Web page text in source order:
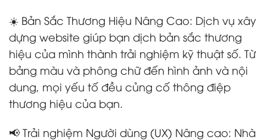
☀️ Bản Sắc Thương Hiệu Nâng Cao: Dịch vụ xây
dựng website giúp bạn dịch bản sắc thương
hiệu của mình thành trải nghiệm kỹ thuật số. Từ
bảng màu và phông chữ đến hình ảnh và nội
dung, mọi yếu tố đều củng cố thông điệp
thương hiệu của bạn.
📢 Trải nghiệm Người dùng (UX) Nâng cao: Nhà